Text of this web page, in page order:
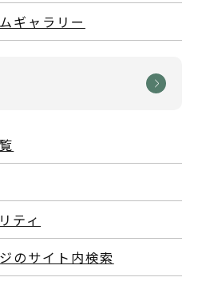
ギャラリー
ティ
のサイト内検索